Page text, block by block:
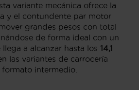
variante mecánica ofrece la
y el contundente par motor
grandes pesos con total
de forma ideal con un
a alcanzar hasta los 14,1
las variantes de carrocería
intermedio.